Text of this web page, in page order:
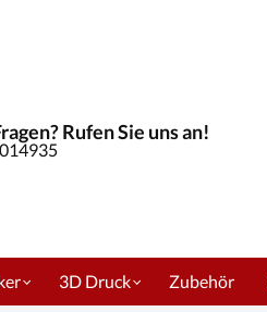
Rufen Sie uns an!
3D Druck Zubehör